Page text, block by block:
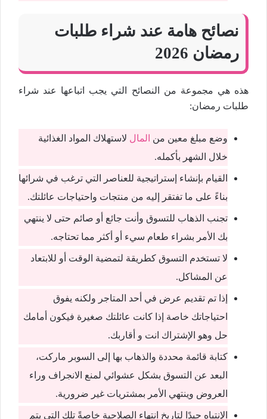
نصائح هامة عند شراء طلبات
رمضان 2026
هذه هي مجموعة من النصائح التي يجب اتباعها عند شراء
طلبات رمضان:
وضع مبلغ معين من المال لاستهلاك المواد الغذائية
خلال الشهر بأكمله.
القيام بإنشاء إستراتيجية للعناصر التي ترغب في شرائها
بناءً على ما تفتقر إليه من منتجات واحتياجات عائلتك.
تجنب الذهاب للتسوق وأنت جائع أو صائم حتى لا ينتهي
بك الأمر بشراء طعام سيء أو أكثر مما تحتاجه.
لا تستخدم التسوق كطريقة لتمضية الوقت أو للابتعاد
عن المشاكل.
إذا تم تقديم عرض في أحد المتاجر ولكنه يفوق
احتياجاتك خاصة إذا كانت عائلتك صغيرة فيكون أمامك
حل وهو الإشتراك انت و أقاربك.
كتابة قائمة محددة والذهاب بها إلى السوبر ماركت،
البعد عن التسوق بشكل عشوائي لمنع الانجراف وراء
العروض وينتهي الأمر بمشتريات غير ضرورية.
الإنتباه جيدًا لتاريخ انتهاء الصلاحية خاصةً تلك التي يتم